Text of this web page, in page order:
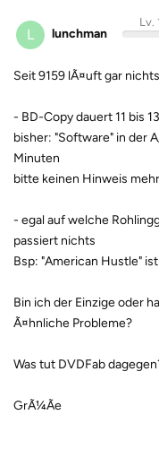
L lunchman
Lv.
Seit 9159 lÃ¤uft gar
- BD-Copy dauert 11 bis
bisher: "Software" in der
Minuten
bitte keinen Hinweis
- egal auf welche
passiert nichts
Bsp: "American Hustle" ist
Bin ich der Einzige oder
Ã¤hnliche Probleme?
Was tut DVDFab
GrÃ¼Ãe